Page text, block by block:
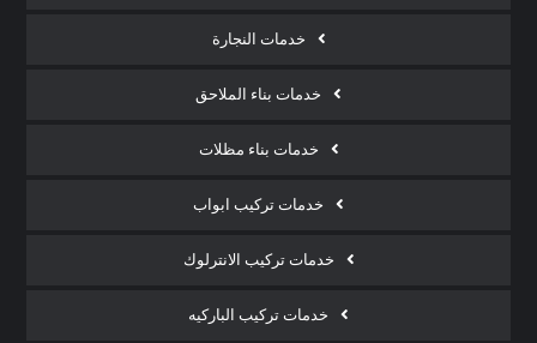
خدمات النجارة
خدمات بناء الملاحق
خدمات بناء مظلات
خدمات تركيب ابواب
خدمات تركيب الانترلوك
خدمات تركيب الباركيه